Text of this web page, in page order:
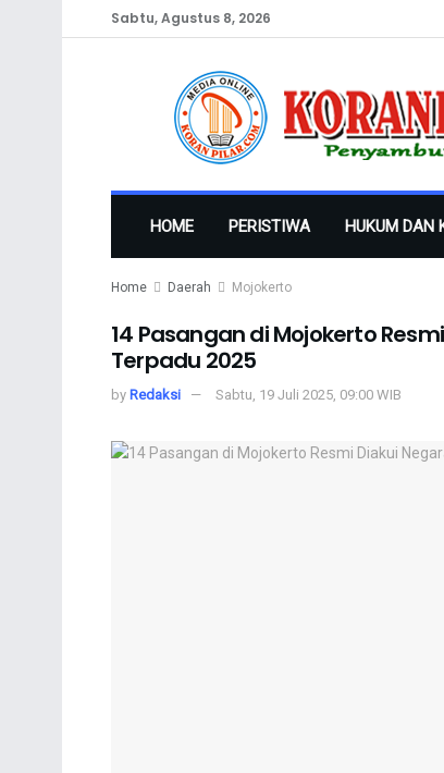
Sabtu, Agustus 8, 2026
HOME PERISTIWA HUKUM DAN
Home Daerah Mojokerto
14 Pasangan di Mojokerto
Terpadu 2025
by Redaksi Sabtu, 19 Juli 2025, 09:00 WIB